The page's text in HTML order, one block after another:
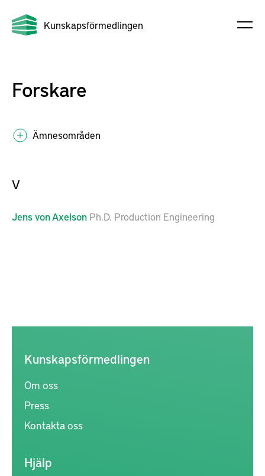
Kunskapsförmedlingen
Forskare
Ämnesområden
V
Jensvon Axelson Ph.D. Production Engineering
Kunskapsförmedlingen
Om oss
Press
Kontakta oss
Hjälp